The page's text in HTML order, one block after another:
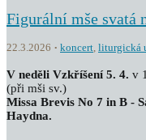
Figurální mše svatá
22.3.2026 koncert, liturgická
V neděli Vzkříšení 5. 4. v
(při mši sv.)
Missa Brevis No 7 in B -
Haydna.